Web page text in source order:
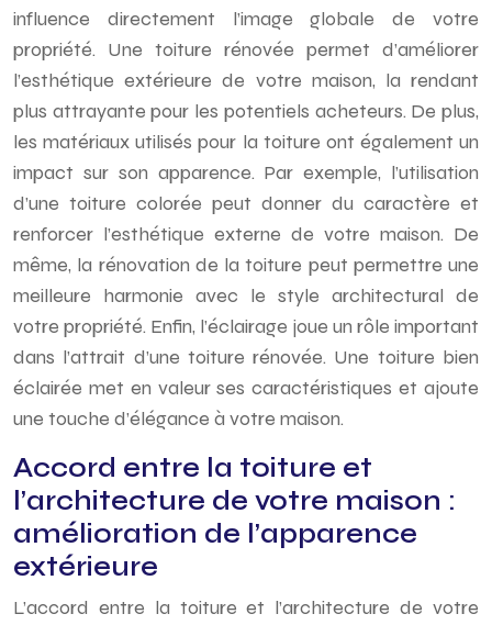
influence directement l’image globale de votre
propriété. Une toiture rénovée permet d’améliorer
l’esthétique extérieure de votre maison, la rendant
plus attrayante pour les potentiels acheteurs. De plus,
les matériaux utilisés pour la toiture ont également un
impact sur son apparence. Par exemple, l’utilisation
d’une toiture colorée peut donner du caractère et
renforcer l’esthétique externe de votre maison. De
même, la rénovation de la toiture peut permettre une
meilleure harmonie avec le style architectural de
votre propriété. Enfin, l’éclairage joue un rôle important
dans l’attrait d’une toiture rénovée. Une toiture bien
éclairée met en valeur ses caractéristiques et ajoute
une touche d’élégance à votre maison.
Accord entre la toiture et
l’architecture de votre maison :
amélioration de l’apparence
extérieure
L’accord entre la toiture et l’architecture de votre